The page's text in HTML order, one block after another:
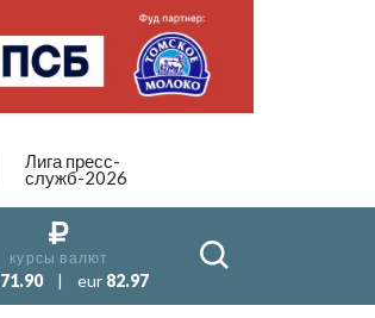
Лига пресс-
служб-2026
курсы валют
71.90 | eur 82.97